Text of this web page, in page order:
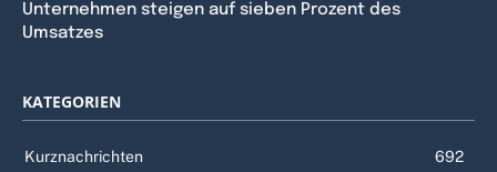
Unternehmen steigen auf sieben Prozent des
Umsatzes
KATEGORIEN
Kurznachrichten
692